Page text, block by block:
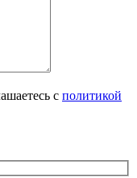
с политикой